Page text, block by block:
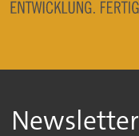
Newsletter